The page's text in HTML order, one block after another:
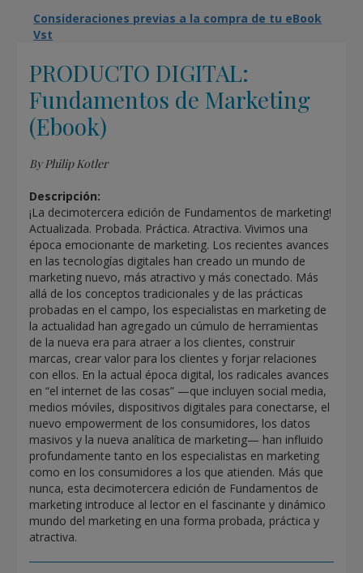
Consideraciones previas a la compra de tu eBook
Vst
PRODUCTO DIGITAL:
Fundamentos de Marketing
(Ebook)
By Philip Kotler
Descripción:
¡La decimotercera edición de Fundamentos de marketing!
Actualizada. Probada. Práctica. Atractiva. Vivimos una
época emocionante de marketing. Los recientes avances
en las tecnologías digitales han creado un mundo de
marketing nuevo, más atractivo y más conectado. Más
allá de los conceptos tradicionales y de las prácticas
probadas en el campo, los especialistas en marketing de
la actualidad han agregado un cúmulo de herramientas
de la nueva era para atraer a los clientes, construir
marcas, crear valor para los clientes y forjar relaciones
con ellos. En la actual época digital, los radicales avances
en “el internet de las cosas” —que incluyen social media,
medios móviles, dispositivos digitales para conectarse, el
nuevo empowerment de los consumidores, los datos
masivos y la nueva analítica de marketing— han influido
profundamente tanto en los especialistas en marketing
como en los consumidores a los que atienden. Más que
nunca, esta decimotercera edición de Fundamentos de
marketing introduce al lector en el fascinante y dinámico
mundo del marketing en una forma probada, práctica y
atractiva.